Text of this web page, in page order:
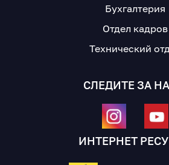
Бухгалтерия
Отдел кадров
Технический
СЛЕДИТЕ ЗА
ИНТЕРНЕТ